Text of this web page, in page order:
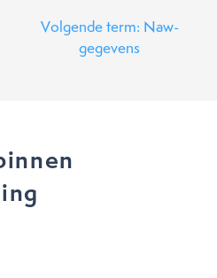
Volgende term: Naw-
gegevens